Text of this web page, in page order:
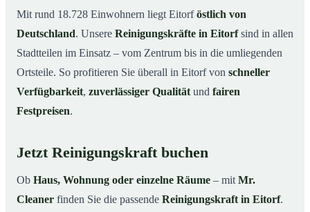
Mit rund 18.728 Einwohnern liegt Eitorföstlich von
Deutschland. Unsere Reinigungskräfte in Eitorfsind in allen
Stadtteilen im Einsatz – vom Zentrum bis in die umliegenden
Ortsteile. So profitieren Sie überall in Eitorf von schneller
Verfügbarkeit, zuverlässiger Qualität und fairen
Festpreisen.
Jetzt Reinigungskraft buchen
Ob Haus, Wohnung oder einzelne Räume – mit Mr.
Cleaner finden Sie die passende Reinigungskraft in Eitorf.